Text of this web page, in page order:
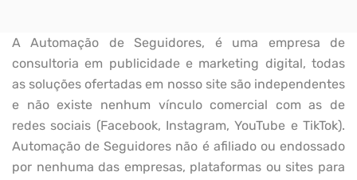
A Automação de Seguidores, é uma empresa de
consultoria em publicidade e marketing digital, todas
as soluções ofertadas em nosso site são independentes
e não existe nenhum vínculo comercial com as de
redes sociais (Facebook, Instagram, YouTube e TikTok).
Automação de Seguidores não é afiliado ou endossado
por nenhuma das empresas, plataformas ou sites para